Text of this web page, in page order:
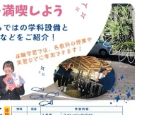
える！「おためし地域留学」
容を詳しく知りたい方や、お
でのオンライン配信を行い
、以下の2つのステップをご
イン説明会〜まずは「おため
国20以上の地域から選んで参
像や魅力について、説明会を
あたり、保護者様が特に気に
体制」についても詳しく解説
っているものを「カムイ」と
ってくれているもの、例え
ない火、水、風、そして雄大
。この文化と精神性をテーマ
イ」は、累計3000万部以上販
開されるなど注目を集めてい
文化に触れることのできる
！アイヌの家や暮らし、食な
地で味わってみてください
大72万／💡北海道の高校留
に向かって一歩踏み出す、あ
はこちらから------------------
ーーーーーーーーーーー
費・宿泊費が無料！＞民間ロ
町！ 北海道の「宇宙版シリコ
テクノロジーとどこまでも続
地元以外の地域の暮らしが気
自分の進学や将来の可能性を